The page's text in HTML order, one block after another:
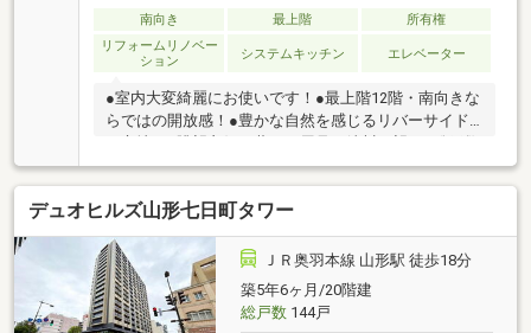
南向き 最上階
所有権
リフォームリノベー
ション
システムキッチン エレベーター
●室内大変綺麗にお使いです！●最上階12階・南向きな
らではの開放感！●豊かな自然を感じるリバーサイド
116戸のビッグコミュニティ●エレベーターも2基完
備！●ファミリーマート山形銅町二丁目店まで徒歩５
分♪●山形市立東小学校まで徒歩10分、山形市立第四中
学校まで徒歩13分！
デュオヒルズ山形七日町タワー
ＪＲ奥羽本線 山形駅 徒歩18分
築5年6ヶ月/20階建
総戸数144戸